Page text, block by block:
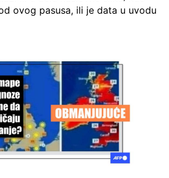
ovog pasusa, ili je data u uvodu